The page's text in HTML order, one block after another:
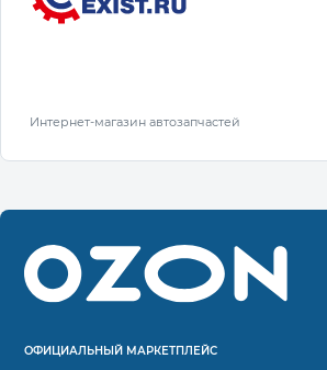
Интернет-магазин автозапчастей
ОФИЦИАЛЬНЫЙ МАРКЕТПЛЕЙС